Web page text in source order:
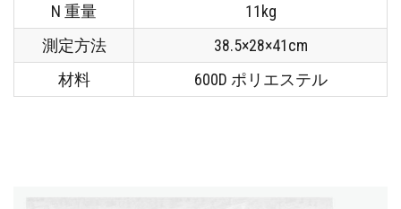
N 重量
11kg
測定方法
38.5×28×41cm
材料
600D ポリエステル